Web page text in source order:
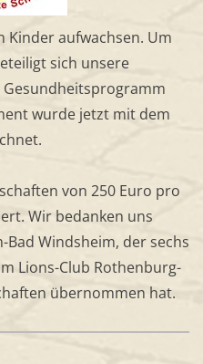
Kinder aufwachsen. Um
sich unsere
Gesundheitsprogramm
wurde jetzt mit dem
von 250 Euro pro
Wir bedanken uns
Windsheim, der sechs
Lions-Club Rothenburg-
übernommen hat.